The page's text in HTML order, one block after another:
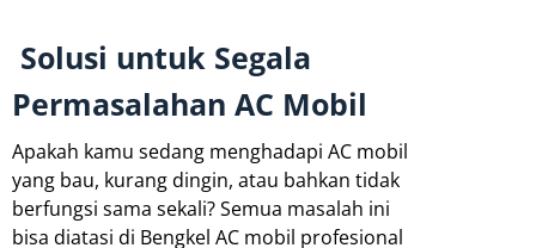
Solusi untuk Segala
Permasalahan AC Mobil
Apakah kamu sedang menghadapi AC mobil
yang bau, kurang dingin, atau bahkan tidak
berfungsi sama sekali? Semua masalah ini
bisa diatasi di Bengkel AC mobil profesional